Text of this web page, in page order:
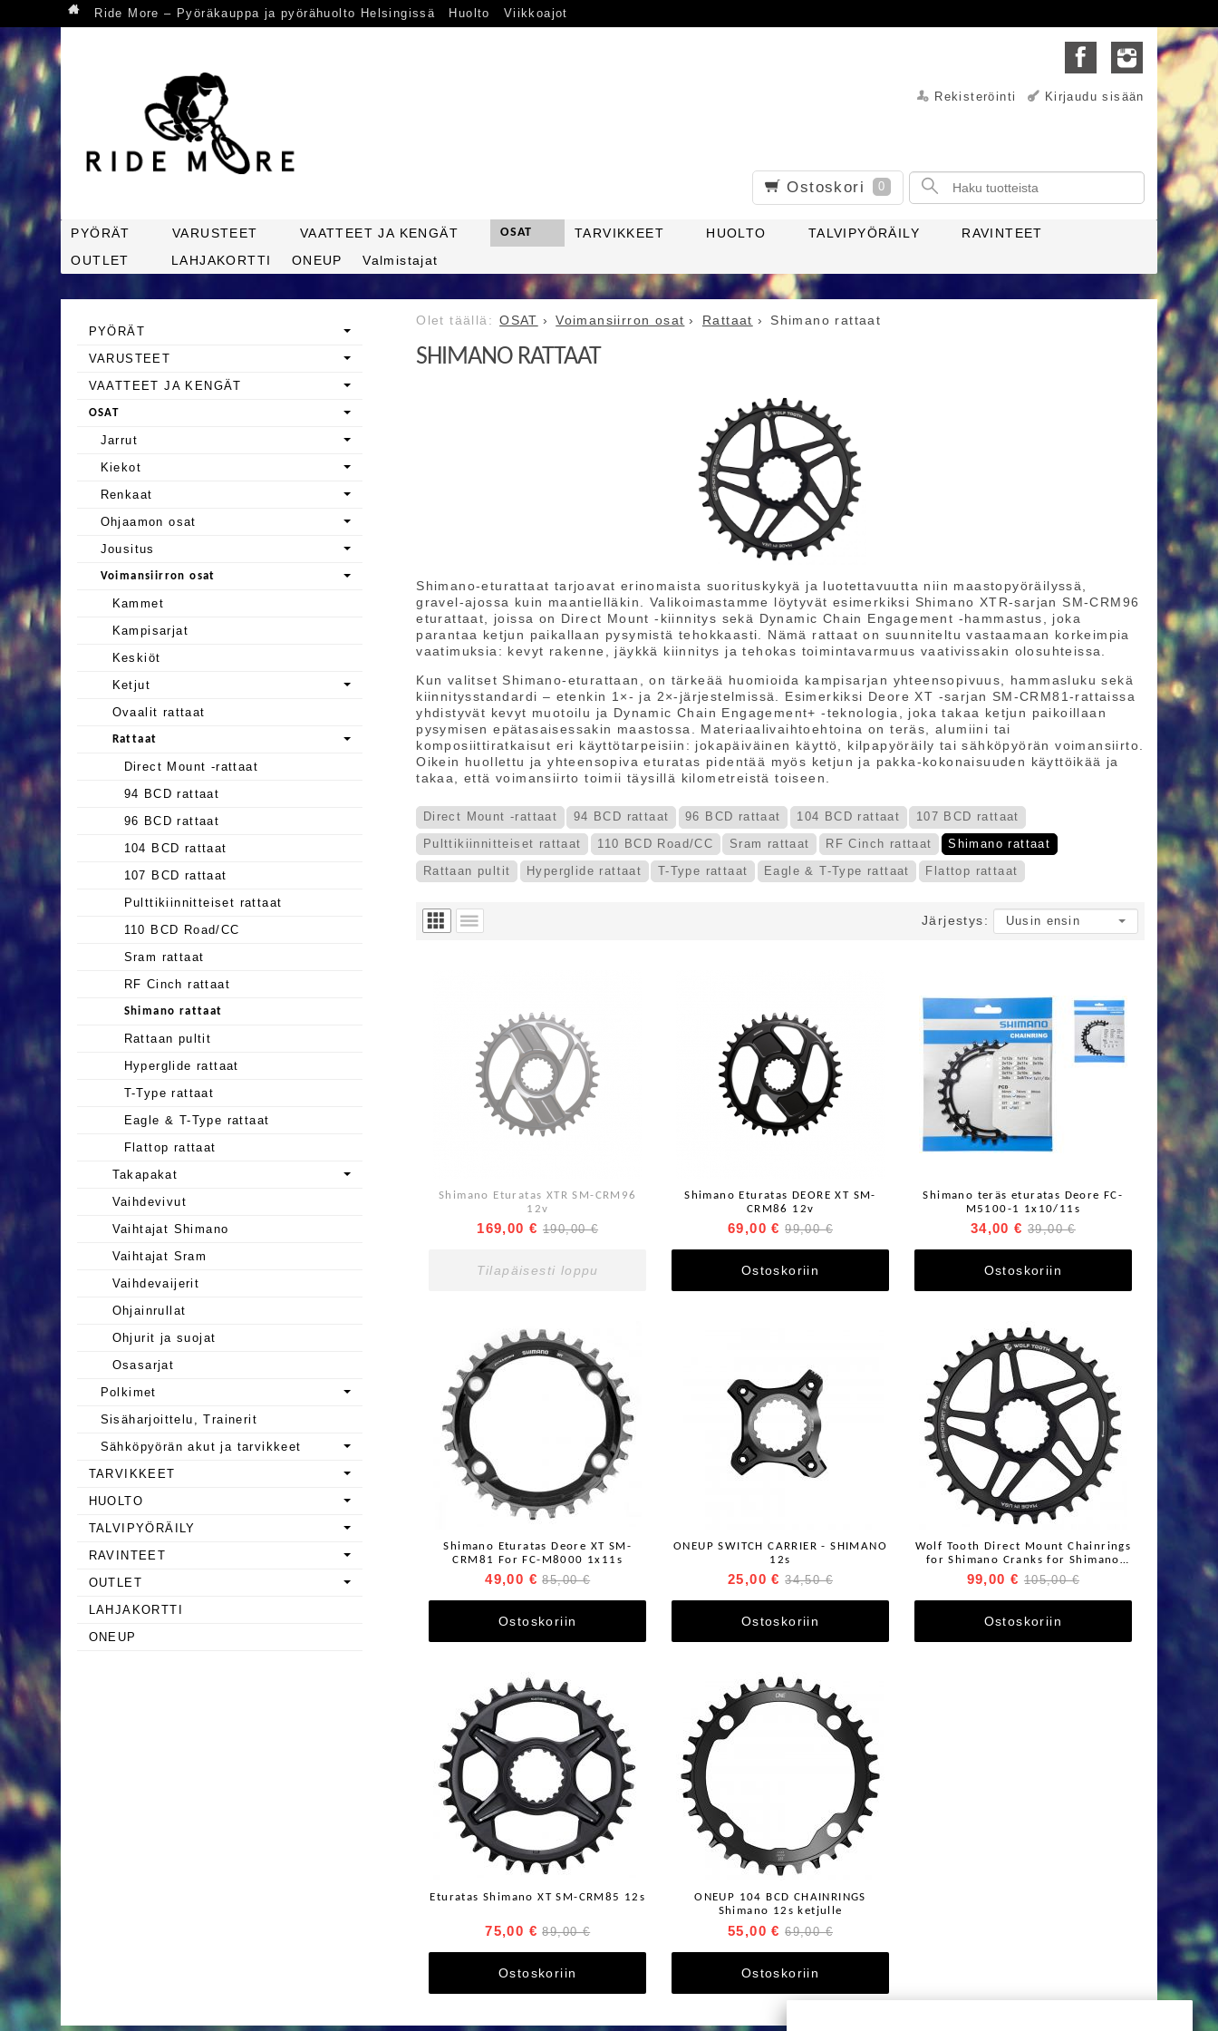
Ride More – Pyöräkauppa ja pyörähuolto Helsingissä Huolto Viikkoajot
Rekisteröinti Kirjaudu sisään
Ostoskori 0
PYÖRÄT VARUSTEET VAATTEET JA KENGÄT OSAT TARVIKKEET HUOLTO TALVIPYÖRÄILY
RAVINTEET
OUTLET
LAHJAKORTTI ONEUP Valmistajat
OSAT Voimansiirron osat Rattaat Shimano rattaat
SHIMANO RATTAAT
Shimano‑eturattaat tarjoavat erinomaista suorituskykyä ja luotettavuutta niin maastopyöräilyssä,
gravel‑ajossa kuin maantielläkin. Valikoimastamme löytyvät esimerkiksi Shimano XTR‑sarjan SM‑CRM96
eturattaat, joissa on Direct Mount ‑kiinnitys sekä Dynamic Chain Engagement ‑hammastus, joka
parantaa ketjun paikallaan pysymistä tehokkaasti. Nämä rattaat on suunniteltu vastaamaan korkeimpia
vaatimuksia: kevyt rakenne, jäykkä kiinnitys ja tehokas toimintavarmuus vaativissakin olosuhteissa.
Kun valitset Shimano‑eturattaan, on tärkeää huomioida kampisarjan yhteensopivuus, hammasluku sekä
kiinnitysstandardi – etenkin 1×‑ ja 2×‑järjestelmissä. Esimerkiksi Deore XT ‑sarjan SM‑CRM81‑rattaissa
yhdistyvät kevyt muotoilu ja Dynamic Chain Engagement+ ‑teknologia, joka takaa ketjun paikoillaan
pysymisen epätasaisessakin maastossa. Materiaalivaihtoehtoina on teräs, alumiini tai
komposiittiratkaisut eri käyttötarpeisiin: jokapäiväinen käyttö, kilpapyöräily tai sähköpyörän voimansiirto.
Oikein huollettu ja yhteensopiva eturatas pidentää myös ketjun ja pakka‐kokonaisuuden käyttöikää ja
takaa, että voimansiirto toimii täysillä kilometreistä toiseen.
Direct Mount -rattaat 94 BCD rattaat 96 BCD rattaat 104 BCD rattaat
107 BCD rattaat
Pulttikiinnitteiset rattaat
110 BCD Road/CC Sram rattaat RF Cinch rattaat
Shimano rattaat
Rattaan pultit
Hyperglide rattaat T-Type rattaat Eagle & T-Type rattaat Flattop rattaat
Järjestys:
Shimano Eturatas XTR SM-CRM96
12v
169,00 € 190,00 €
Tilapäisesti loppu
Shimano Eturatas DEORE XT SM-
CRM86 12v
69,00 € 99,00 €
Ostoskoriin
Shimano teräs eturatas Deore FC-
M5100-1 1x10/11s
34,00 € 39,00 €
Ostoskoriin
Shimano Eturatas Deore XT SM-
CRM81 For FC-M8000 1x11s
49,00 € 85,00 €
Ostoskoriin
ONEUP SWITCH CARRIER - SHIMANO
12s
25,00 € 34,50 €
Ostoskoriin
Wolf Tooth Direct Mount Chainrings
for Shimano Cranks for Shimano
12spd Hyperglide+ Chain
99,00 € 105,00 €
Ostoskoriin
Eturatas Shimano XT SM-CRM85 12s
75,00 € 89,00 €
Ostoskoriin
ONEUP 104 BCD CHAINRINGS
Shimano 12s ketjulle
55,00 € 69,00 €
Ostoskoriin
PYÖRÄT
VARUSTEET
VAATTEET JA KENGÄT
OSAT
Jarrut
Kiekot
Renkaat
Ohjaamon osat
Jousitus
Voimansiirron osat
Kammet
Kampisarjat
Keskiöt
Ketjut
Ovaalit rattaat
Rattaat
Direct Mount -rattaat
94 BCD rattaat
96 BCD rattaat
104 BCD rattaat
107 BCD rattaat
Pulttikiinnitteiset rattaat
110 BCD Road/CC
Sram rattaat
RF Cinch rattaat
Shimano rattaat
Rattaan pultit
Hyperglide rattaat
T-Type rattaat
Eagle & T-Type rattaat
Flattop rattaat
Takapakat
Vaihdevivut
Vaihtajat Shimano
Vaihtajat Sram
Vaihdevaijerit
Ohjainrullat
Ohjurit ja suojat
Osasarjat
Polkimet
Sisäharjoittelu, Trainerit
Sähköpyörän akut ja tarvikkeet
TARVIKKEET
HUOLTO
TALVIPYÖRÄILY
RAVINTEET
OUTLET
LAHJAKORTTI
ONEUP